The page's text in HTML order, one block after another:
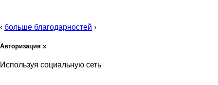
‹ больше благодарностей ›
Авторизация x
Используя социальную сеть